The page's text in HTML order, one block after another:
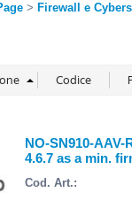
Firewall e
NO-SN910-
4.6.7 as a min.
Cod. Art.: